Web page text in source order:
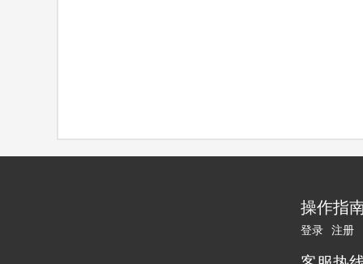
操作指
登录 注册